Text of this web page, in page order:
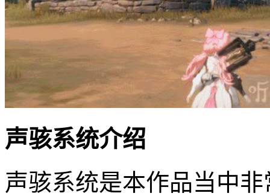
声骇系统介绍
声骇系统是本作品当中